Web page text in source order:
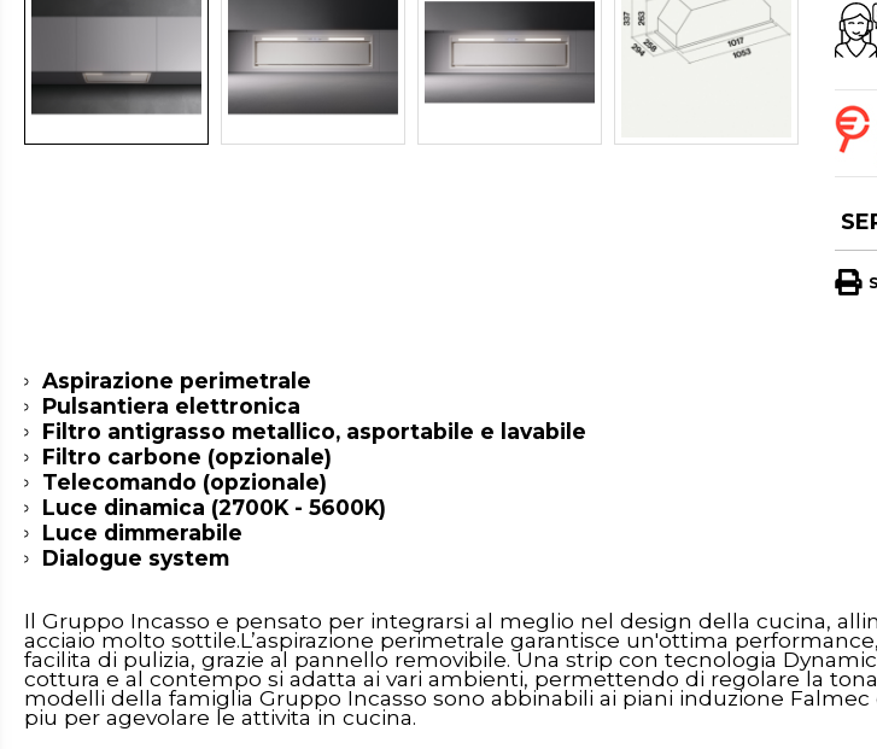
Aspirazione perimetrale
Pulsantiera elettronica
Filtro antigrasso metallico, asportabile e lavabile
Filtro carbone (opzionale)
Telecomando (opzionale)
Luce dinamica (2700K - 5600K)
Luce dimmerabile
Dialogue system
Il Gruppo Incasso e pensato per integrarsi al meglio nel design della cucina,
acciaio molto sottile.L’aspirazione perimetrale garantisce un'ottima
facilita di pulizia, grazie al pannello removibile. Una strip con tecnologia
cottura e al contempo si adatta ai vari ambienti, permettendo di regolare la
modelli della famiglia Gruppo Incasso sono abbinabili ai piani induzione
piu per agevolare le attivita in cucina.